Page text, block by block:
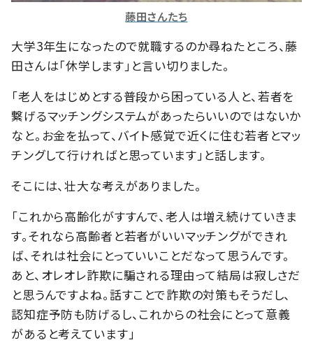
藤田さんたち
大学3年生になったので就職するのか尋ねたところ、藤
田さんは「休学します」と言い切りました。
「老人をはじめとする普段から困っている人と、若者を
繋げるマッチングシステムがあったらいいのではないか
なと。お金を払って、バイト感覚で近くに住む若者とマッ
チングして行ければと思っています」と話します。
そこには、壮大な考えがありました。
「これから高齢化がすすんで、老人は増え続けていきま
す。それなら高齢者と若者がいいマッチングができれ
ば、それは社会にとっていいことだなって思うんです。
あと、オレオレ詐欺に騙される理由って結局は寂しさだ
と思うんですよね。話すことで詐欺の対策もそうだし、
認知症予防も防げるし、これからの社会にとって意義
があると考えています」